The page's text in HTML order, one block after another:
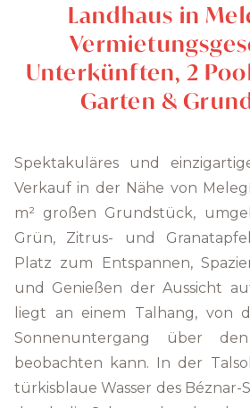
Landhaus in
Unterkünften, 2
Garten &
Spektakuläres und
Verkauf in der Nähe von
m² großen Grundstück,
Grün, Zitrus- und
Platz zum Entspannen,
und Genießen der Aussicht
liegt an einem Talhang, von
Sonnenuntergang über
beobachten kann. In der
türkisblaue Wasser des Béznar-